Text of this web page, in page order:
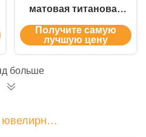
матовая титановая
свадебная лента с
цирконовым
Получите самую
лучшую цену
больше